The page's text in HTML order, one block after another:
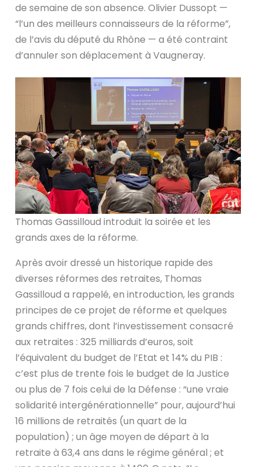
de semaine de son absence. Olivier Dussopt —
“l’un des meilleurs connaisseurs de la réforme”,
de l’avis du député du Rhône — a été contraint
d’annuler son déplacement à Vaugneray.
Thomas Gassilloud introduit la soirée et les
grands axes de la réforme.
Après avoir dressé un historique rapide des
diverses réformes des retraites, Thomas
Gassilloud a rappelé, en introduction, les grands
principes de ce projet de réforme et quelques
grands chiffres, dont l’investissement consacré
aux retraites : 325 milliards d’euros, soit
l’équivalent du budget de l’Etat et 14% du PIB :
c’est plus de trente fois le budget de la Justice
ou plus de 7 fois celui de la Défense : “une vraie
solidarité intergénérationnelle” pour, aujourd’hui
16 millions de retraités (un quart de la
population) ; un âge moyen de départ à la
retraite à 63,4 ans dans le régime général ; et